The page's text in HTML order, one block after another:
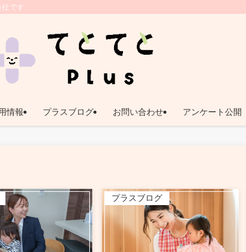
です。 | 鹿児島県姶良市｜放課後等デイサービス『てとてとプラス』
情報 プラスブログ お問い合わせ アンケート公開
プラスブログ